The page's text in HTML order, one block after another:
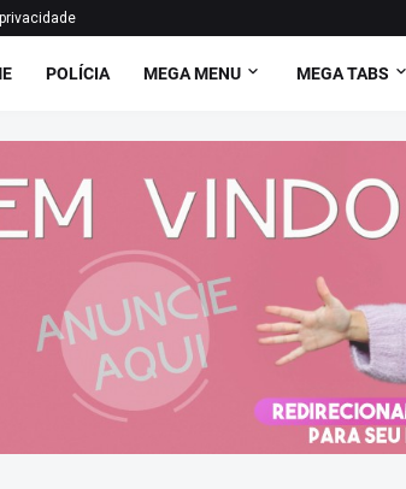
POLÍCIA MEGA MENU MEGA TABS